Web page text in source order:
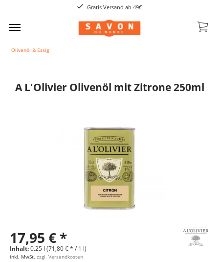
Gratis Versand ab 49€
Olivenöl & Essig
A L'Olivier Olivenöl mit Zitrone 250ml
17,95 € *
Inhalt:0.25 l (71,80 € * / 1 l)
inkl. MwSt. zzgl. Versandkosten